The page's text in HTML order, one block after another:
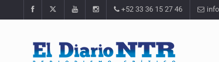
+52 33 36 15 27 46